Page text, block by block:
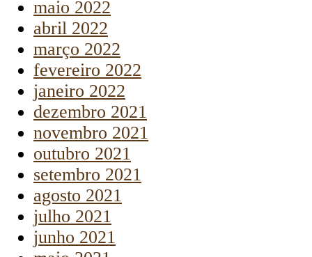
maio 2022
abril 2022
março 2022
fevereiro 2022
janeiro 2022
dezembro 2021
novembro 2021
outubro 2021
setembro 2021
agosto 2021
julho 2021
junho 2021